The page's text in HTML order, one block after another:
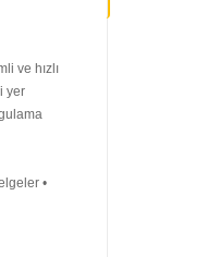
ve hızlı
yer
•